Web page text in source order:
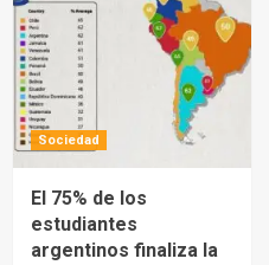
Sociedad
El 75% de los
estudiantes
argentinos finaliza la